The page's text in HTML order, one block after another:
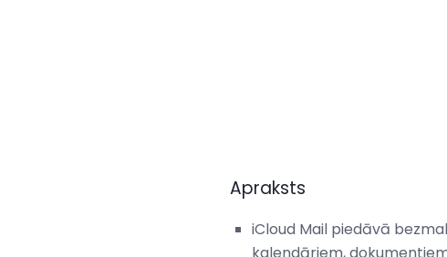
Apraksts
iCloud Mail piedāvā
kalendāriem,